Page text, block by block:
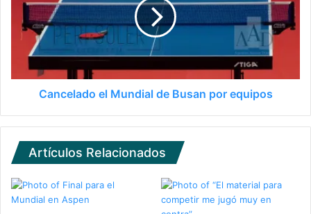
Cancelado el Mundial de Busan por equipos
Artículos Relacionados